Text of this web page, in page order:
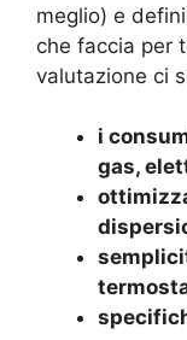
meglio) e
che faccia per
valutazione ci
i
gas,